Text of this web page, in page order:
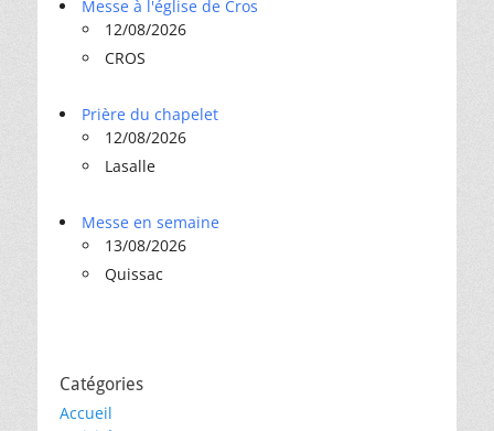
Messe à l'église de Cros
12/08/2026
CROS
Prière du chapelet
12/08/2026
Lasalle
Messe en semaine
13/08/2026
Quissac
Catégories
Accueil